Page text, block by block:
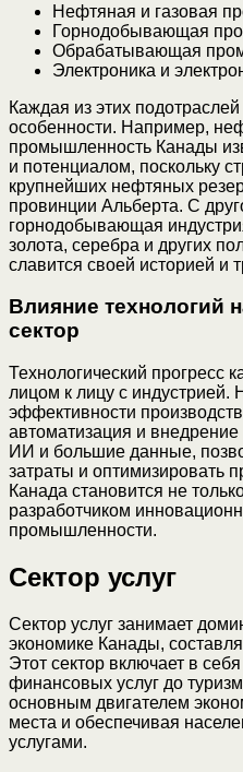
Нефтяная и газовая
Горнодобывающая
Обрабатывающая
Электроника и
Каждая из этих
особенности. Например,
промышленность Канады
и потенциалом, поскольку
крупнейших нефтяных
провинции Альберта. С
горнодобывающая
золота, серебра и других
славится своей историей и
Влияние технологий
сектор
Технологический прогресс
лицом к лицу с индустрией.
эффективности
автоматизация и внедрение
ИИ и большие данные,
затраты и оптимизировать
Канада становится не
разработчиком
промышленности.
Сектор услуг
Сектор услуг занимает
экономике Канады,
Этот сектор включает в
финансовых услуг до
основным двигателем
места и обеспечивая
услугами.